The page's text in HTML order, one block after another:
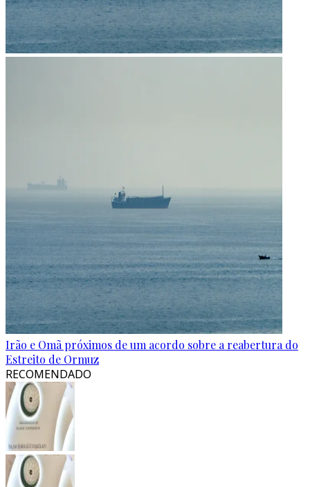
Irão e Omã próximos de um acordo sobre a reabertura do
Estreito de Ormuz
RECOMENDADO